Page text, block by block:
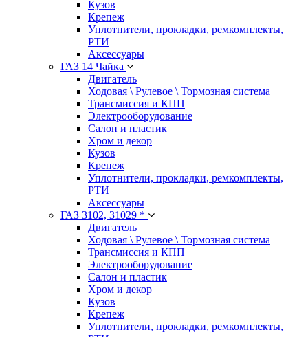
Кузов
Крепеж
Уплотнители, прокладки, ремкомплекты,
РТИ
Аксессуары
ГАЗ 14 Чайка
Двигатель
Ходовая \ Рулевое \ Тормозная система
Трансмиссия и КПП
Электрооборудование
Салон и пластик
Хром и декор
Кузов
Крепеж
Уплотнители, прокладки, ремкомплекты,
РТИ
Аксессуары
ГАЗ 3102, 31029 *
Двигатель
Ходовая \ Рулевое \ Тормозная система
Трансмиссия и КПП
Электрооборудование
Салон и пластик
Хром и декор
Кузов
Крепеж
Уплотнители, прокладки, ремкомплекты,